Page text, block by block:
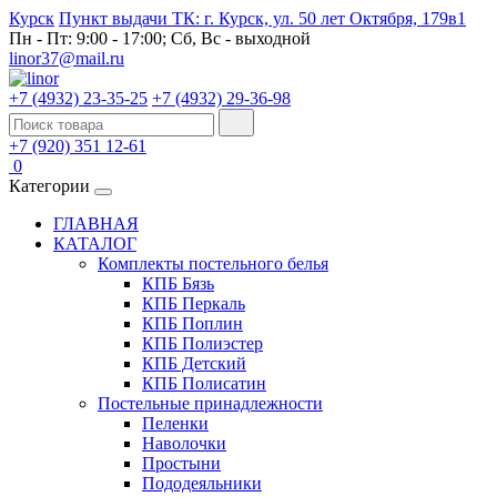
Курск Пункт выдачи ТК: г. Курск, ул. 50 лет Октября, 179в1
Пн - Пт: 9:00 - 17:00; Сб, Вс - выходной
linor37@mail.ru
+7 (4932) 23-35-25 +7 (4932) 29-36-98
+7 (920) 351 12-61
0
Категории
ГЛАВНАЯ
КАТАЛОГ
Комплекты постельного белья
КПБ Бязь
КПБ Перкаль
КПБ Поплин
КПБ Полиэстер
КПБ Детский
КПБ Полисатин
Постельные принадлежности
Пеленки
Наволочки
Простыни
Пододеяльники